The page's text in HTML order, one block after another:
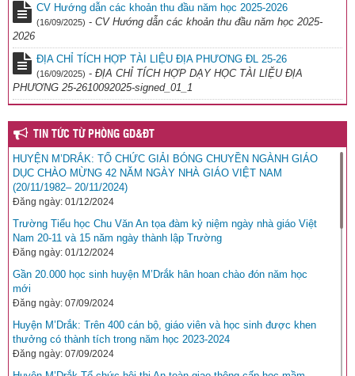
CV Hướng dẫn các khoản thu đầu năm học 2025-2026
(16/09/2025) - CV Hướng dẫn các khoản thu đầu năm học 2025-
2026
ĐỊA CHỈ TÍCH HỢP TÀI LIỆU ĐỊA PHƯƠNG ĐL 25-26
(16/09/2025) - ĐỊA CHỈ TÍCH HỢP DẠY HỌC TÀI LIỆU ĐỊA
PHƯƠNG 25-2610092025-signed_01_1
TIN TỨC TỪ PHÒNG GD&ĐT
HUYỆN M’DRẮK: TỔ CHỨC GIẢI BÓNG CHUYỀN NGÀNH GIÁO
DỤC CHÀO MỪNG 42 NĂM NGÀY NHÀ GIÁO VIỆT NAM
(20/11/1982– 20/11/2024)
Đăng ngày: 01/12/2024
Trường Tiểu học Chu Văn An tọa đàm kỷ niệm ngày nhà giáo Việt
Nam 20-11 và 15 năm ngày thành lập Trường
Đăng ngày: 01/12/2024
Gần 20.000 học sinh huyện M’Drắk hân hoan chào đón năm học
mới
Đăng ngày: 07/09/2024
Huyện M’Drắk: Trên 400 cán bộ, giáo viên và học sinh được khen
thưởng có thành tích trong năm học 2023-2024
Đăng ngày: 07/09/2024